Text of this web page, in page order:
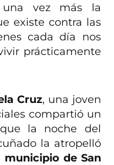
una vez más la
existe contra las
cada día nos
prácticamente
Cruz, una joven
compartió un
la noche del
la atropelló
municipio de San